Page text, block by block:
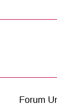
Forum